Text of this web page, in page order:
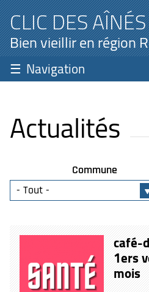
CLIC DES AÎNÉS
Bien vieillir en région
Navigation
Actualités
Commune
café-
1ers
mois